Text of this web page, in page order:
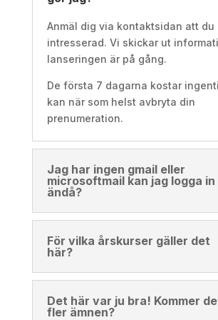
Anmäl dig via kontaktsidan att du
intresserad. Vi skickar ut
lanseringen är på gång.
De första 7 dagarna kostar
kan när som helst avbryta din
prenumeration.
Jag har ingen gmail eller
microsoftmail kan jag logga in
ändå?
För vilka årskurser gäller det
här?
Det här var ju bra! Kommer
fler ämnen?